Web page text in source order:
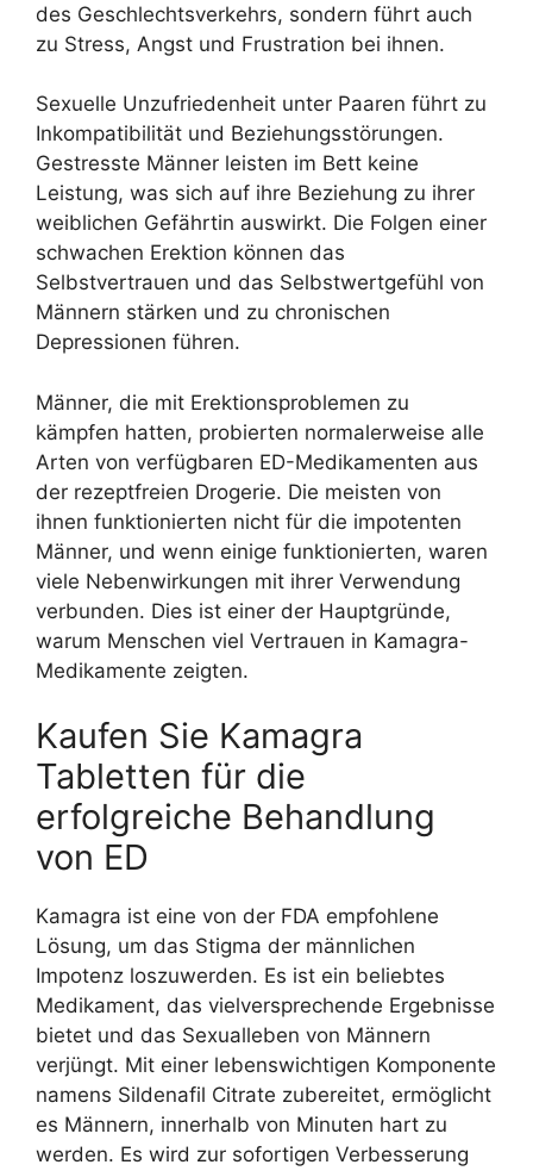
des Geschlechtsverkehrs, sondern führt auch
zu Stress, Angst und Frustration bei ihnen.
Sexuelle Unzufriedenheit unter Paaren führt zu
Inkompatibilität und Beziehungsstörungen.
Gestresste Männer leisten im Bett keine
Leistung, was sich auf ihre Beziehung zu ihrer
weiblichen Gefährtin auswirkt. Die Folgen einer
schwachen Erektion können das
Selbstvertrauen und das Selbstwertgefühl von
Männern stärken und zu chronischen
Depressionen führen.
Männer, die mit Erektionsproblemen zu
kämpfen hatten, probierten normalerweise alle
Arten von verfügbaren ED-Medikamenten aus
der rezeptfreien Drogerie. Die meisten von
ihnen funktionierten nicht für die impotenten
Männer, und wenn einige funktionierten, waren
viele Nebenwirkungen mit ihrer Verwendung
verbunden. Dies ist einer der Hauptgründe,
warum Menschen viel Vertrauen in Kamagra-
Medikamente zeigten.
Kaufen Sie Kamagra
Tabletten für die
erfolgreiche Behandlung
von ED
Kamagra ist eine von der FDA empfohlene
Lösung, um das Stigma der männlichen
Impotenz loszuwerden. Es ist ein beliebtes
Medikament, das vielversprechende Ergebnisse
bietet und das Sexualleben von Männern
verjüngt. Mit einer lebenswichtigen Komponente
namens Sildenafil Citrate zubereitet, ermöglicht
es Männern, innerhalb von Minuten hart zu
werden. Es wird zur sofortigen Verbesserung